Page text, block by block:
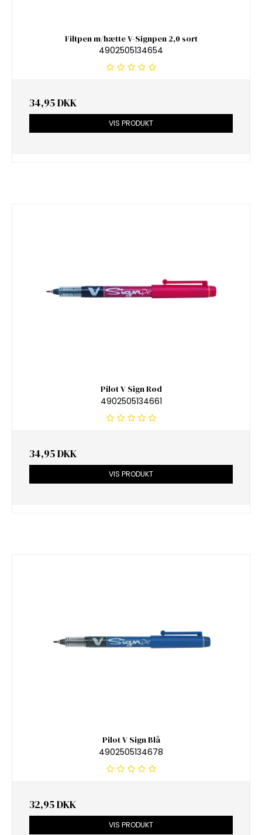
Filtpen m/hætte V-Signpen 2,0 sort
4902505134654
34,95 DKK
VIS PRODUKT
Pilot V Sign Rød
4902505134661
34,95 DKK
VIS PRODUKT
Pilot V Sign Blå
4902505134678
32,95 DKK
VIS PRODUKT